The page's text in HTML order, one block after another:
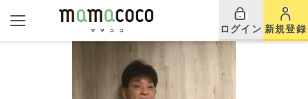
ログイン 新規登録